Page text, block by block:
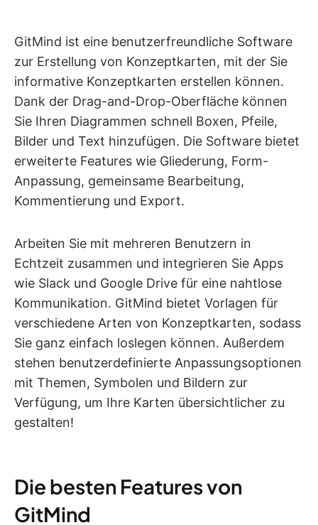
GitMind ist eine benutzerfreundliche Software
zur Erstellung von Konzeptkarten, mit der Sie
informative Konzeptkarten erstellen können.
Dank der Drag-and-Drop-Oberfläche können
Sie Ihren Diagrammen schnell Boxen, Pfeile,
Bilder und Text hinzufügen. Die Software bietet
erweiterte Features wie Gliederung, Form-
Anpassung, gemeinsame Bearbeitung,
Kommentierung und Export.
Arbeiten Sie mit mehreren Benutzern in
Echtzeit zusammen und integrieren Sie Apps
wie Slack und Google Drive für eine nahtlose
Kommunikation. GitMind bietet Vorlagen für
verschiedene Arten von Konzeptkarten, sodass
Sie ganz einfach loslegen können. Außerdem
stehen benutzerdefinierte Anpassungsoptionen
mit Themen, Symbolen und Bildern zur
Verfügung, um Ihre Karten übersichtlicher zu
gestalten!
Die besten Features von
GitMind